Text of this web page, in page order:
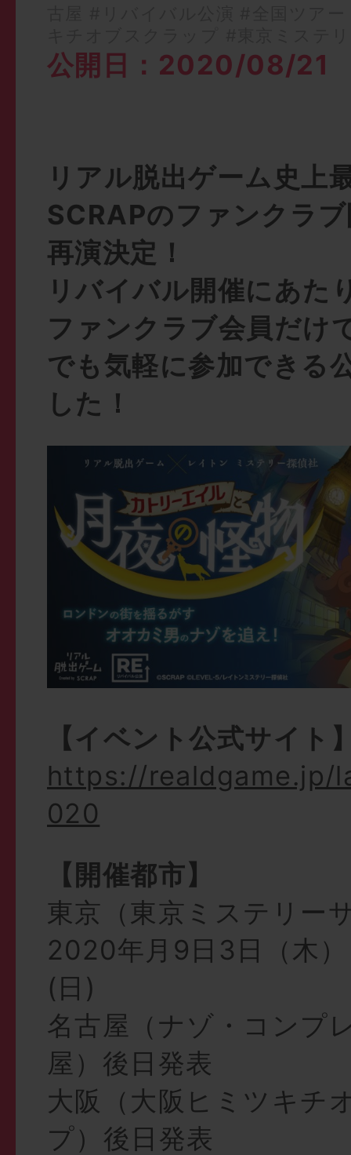
公開日：2020/08/21
リアル脱出ゲーム史上
SCRAPのファンクラ
再演決定！
リバイバル開催にあた
ファンクラブ会員だけ
でも気軽に参加できる
した！
【イベント公式サイト
https://realdgame.jp/
020
【開催都市】
東京（東京ミステリー
2020年月9日3日（木
(日)
名古屋（ナゾ・コンプ
屋）後日発表
大阪（大阪ヒミツキチ
プ）後日発表